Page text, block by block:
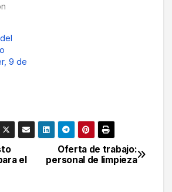
9 de
Oferta de trabajo:
personal de limpieza
el